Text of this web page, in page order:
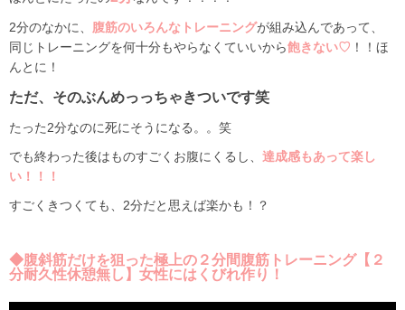
2分のなかに、 腹筋のいろんなトレーニングが組み込んであって、
同じトレーニングを何十分もやらなくていいから飽きない♡ ！！ほ
んとに！
ただ、そのぶんめっっちゃきついです笑
たった2分なのに死にそうになる。。笑
でも終わった後はものすごくお腹にくるし、 達成感もあって楽し
い！！！
すごくきつくても、2分だと思えば楽かも！？
◆腹斜筋だけを狙った極上の２分間腹筋トレーニング【２
分耐久性休憩無し】女性にはくびれ作り！